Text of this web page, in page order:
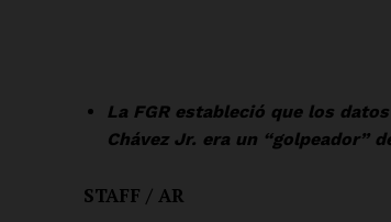
La FGR estableció que los
Chávez Jr. era un “golpeador”
STAFF / AR